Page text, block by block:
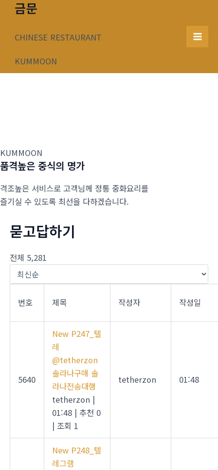
너
금문
CHINESE RESTAURANT
KUMMOON
Main
KUMMOON
품격높은 중식의 명가
격조높은 서비스로 고객님께 정통 중화요리를
즐기실 수 있도록 최선을 다하겠습니다.
묻고답하기
전체 5,281
번호 제목 작성자 작성일
5640
New P247_텔
레
@tetherzon
솔라나구매 솔
라나전송대행
tetherzon |
01:48 | 추천 0
| 조회 1
tetherzon 01:48
New P248_텔
레그램